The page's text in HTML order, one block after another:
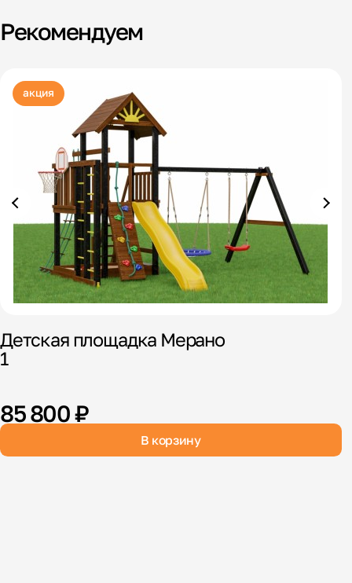
Рекомендуем
акция
Детская площадка Мерано
1
85 800 ₽
В корзину